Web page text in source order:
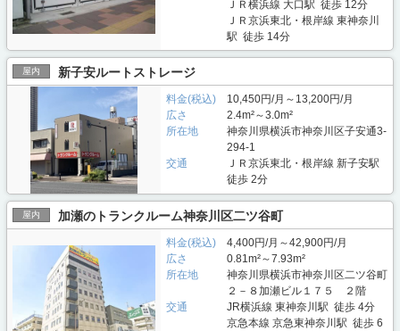
ＪＲ横浜線 大口駅 徒歩 12分
ＪＲ京浜東北・根岸線 東神奈川
駅 徒歩 14分
屋内 新子安ルートストレージ
料金(税込)
10,450円/月～13,200円/月
広さ
2.4m²～3.0m²
所在地
神奈川県横浜市神奈川区子安通3-
294-1
交通
ＪＲ京浜東北・根岸線 新子安駅
徒歩 2分
屋内 加瀬のトランクルーム神奈川区二ツ谷町
料金(税込)
4,400円/月～42,900円/月
広さ
0.81m²～7.93m²
所在地
神奈川県横浜市神奈川区二ツ谷町
２－８加瀬ビル１７５ ２階
交通
JR横浜線 東神奈川駅 徒歩 4分
京急本線 京急東神奈川駅 徒歩 6